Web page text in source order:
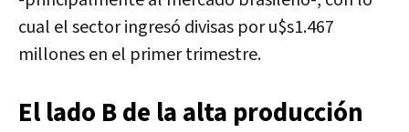
cual el sector ingresó divisas por u$s1.467
millones en el primer trimestre.
El lado B de la alta producción